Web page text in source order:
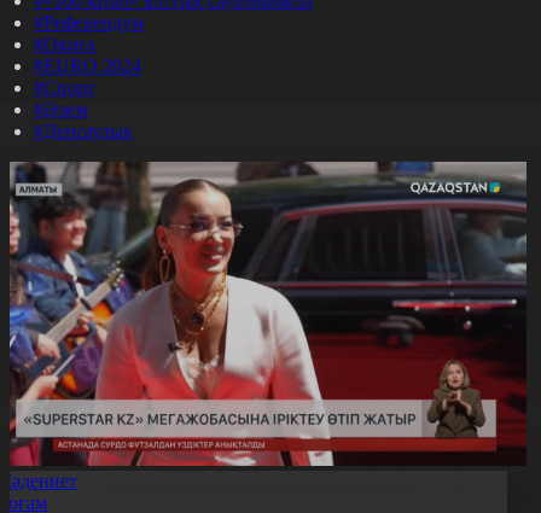
#Референдум
#Оқиға
#EURO 2024
#Спорт
#Әлем
#Денсаулық